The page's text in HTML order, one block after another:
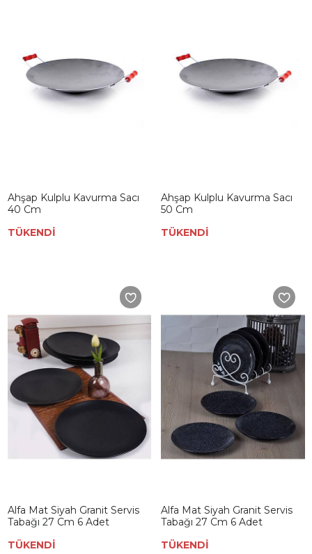
Ahşap Kulplu Kavurma Sacı
40 Cm
TÜKENDİ
Ahşap Kulplu Kavurma Sacı
50 Cm
TÜKENDİ
Alfa Mat Siyah Granit Servis
Tabağı 27 Cm 6 Adet
TÜKENDİ
Alfa Mat Siyah Granit Servis
Tabağı 27 Cm 6 Adet
TÜKENDİ